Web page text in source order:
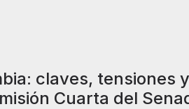
claves, tensiones
Cuarta del